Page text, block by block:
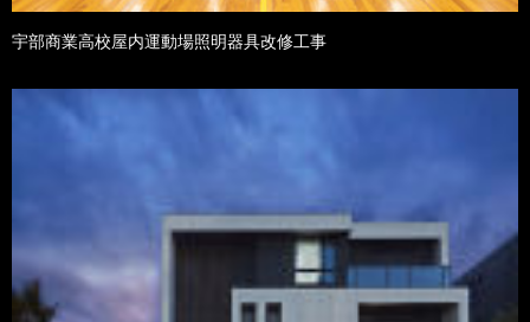
宇部商業高校屋内運動場照明器具改修工事